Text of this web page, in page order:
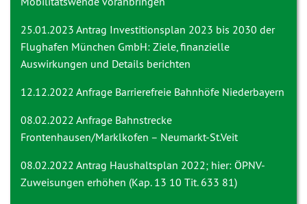
25.01.2023 Antrag Investitionsplan 2023 bis 2030 der
Flughafen München GmbH: Ziele, finanzielle
Auswirkungen und Details berichten
12.12.2022 Anfrage Barrierefreie Bahnhöfe Niederbayern
08.02.2022 Anfrage Bahnstrecke
Frontenhausen/Marklkofen – Neumarkt-St.Veit
08.02.2022 Antrag Haushaltsplan 2022; hier: ÖPNV-
Zuweisungen erhöhen (Kap. 13 10 Tit. 633 81)